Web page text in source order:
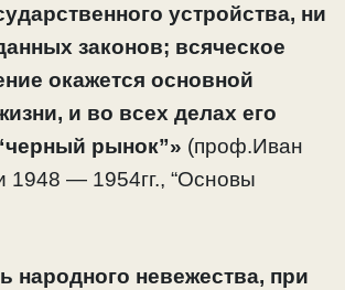
устройства, ни
законов; всяческое
окажется основной
и во всех делах его
рынок”» (проф.Иван
1948 — 1954гг., “Основы
народного невежества, при